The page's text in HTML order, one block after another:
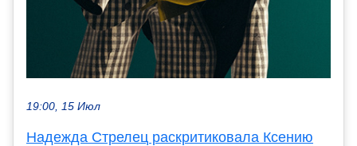
19:00, 15 Июл
Надежда Стрелец раскритиковала Ксению